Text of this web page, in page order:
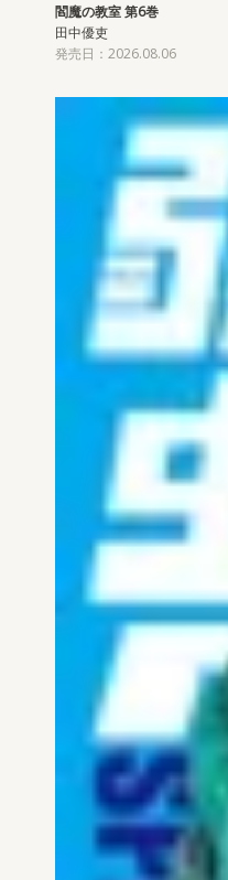
閻魔の教室 第6巻
田中優吏
発売日：2026.08.06